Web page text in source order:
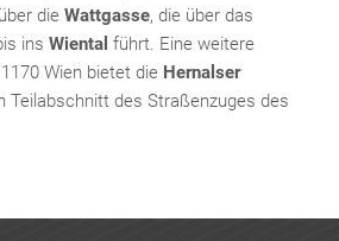
über die Wattgasse, die über das
ins Wiental führt. Eine weitere
Wien bietet die Hernalser
Teilabschnitt des Straßenzuges des